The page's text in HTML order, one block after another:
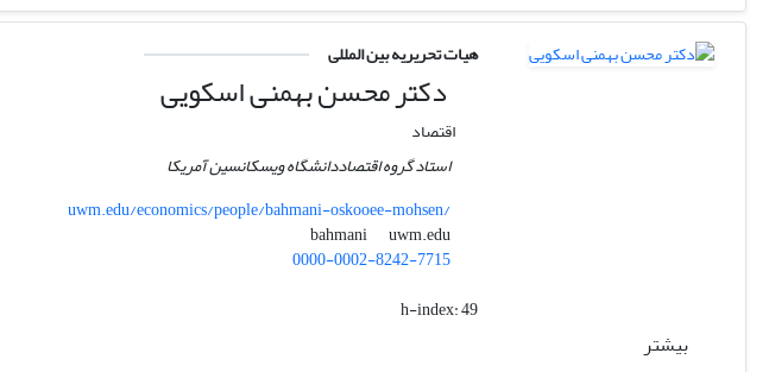
هیات تحریریه بین المللی
دکتر محسن بهمنی اسکویی
اقتصاد
استاد گروه اقتصاددانشگاه ویسکانسین آمریکا
uwm.edu/economics/people/bahmani-oskooee-mohsen/
bahmani
uwm.edu
0000-0002-8242-7715
h-index:49
بیشتر